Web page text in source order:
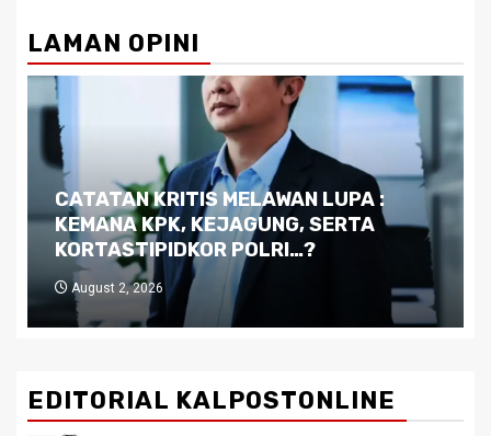
LAMAN OPINI
Dilema Kaltim di Tengah Krisis:
Kutukan Sumber Daya Alam dan
Pemimpin yang Tak Kreatif
July 29, 2026
EDITORIAL KALPOSTONLINE